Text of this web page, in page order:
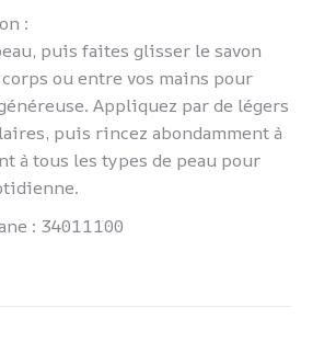
:
puis faites glisser le savon
ou entre vos mains pour
Appliquez par de légers
puis rincez abondamment à
à tous les types de peau pour
: 34011100